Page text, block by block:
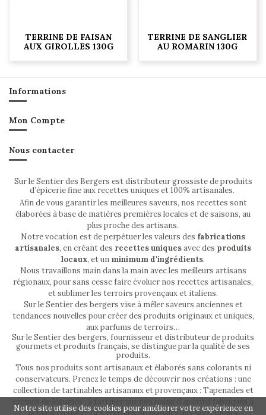
TERRINE DE FAISAN
AUX GIROLLES 130G
TERRINE DE SANGLIER
AU ROMARIN 130G
Informations
Mon Compte
Nous contacter
Sur le Sentier des Bergers est distributeur grossiste de produits
d’épicerie fine aux recettes uniques et 100% artisanales.
Afin de vous garantir les meilleures saveurs, nos recettes sont
élaborées à base de matières premières locales et de saisons, au
plus proche des artisans.
Notre vocation est de perpétuer les valeurs des fabrications
artisanales, en créant des recettes uniquesavec des produits
locaux, et un minimum d'ingrédients.
Nous travaillons main dans la main avec les meilleurs artisans
régionaux, pour sans cesse faire évoluer nos recettes artisanales,
et sublimer les terroirs provençaux et italiens.
Sur le Sentier des bergers vise à mêler saveurs anciennes et
tendances nouvelles pour créer des produits originaux et uniques,
aux parfums de terroirs…
Sur le Sentier des bergers, fournisseur et distributeur de produits
gourmets et produits français, se distingue par la qualité de ses
produits.
Tous nos produits sont artisanaux et élaborés sans colorants ni
conservateurs. Prenez le temps de découvrir nos créations : une
collection de tartinables artisanaux et provençaux : Tapenades et
crèmes de légumes ; à tartiner sur nos pains d’apéritif fabriqués à
Notre site utilise des cookies pour améliorer votre expérience en